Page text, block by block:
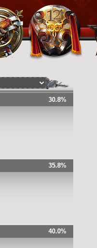
30.8%
35.8%
40.0%